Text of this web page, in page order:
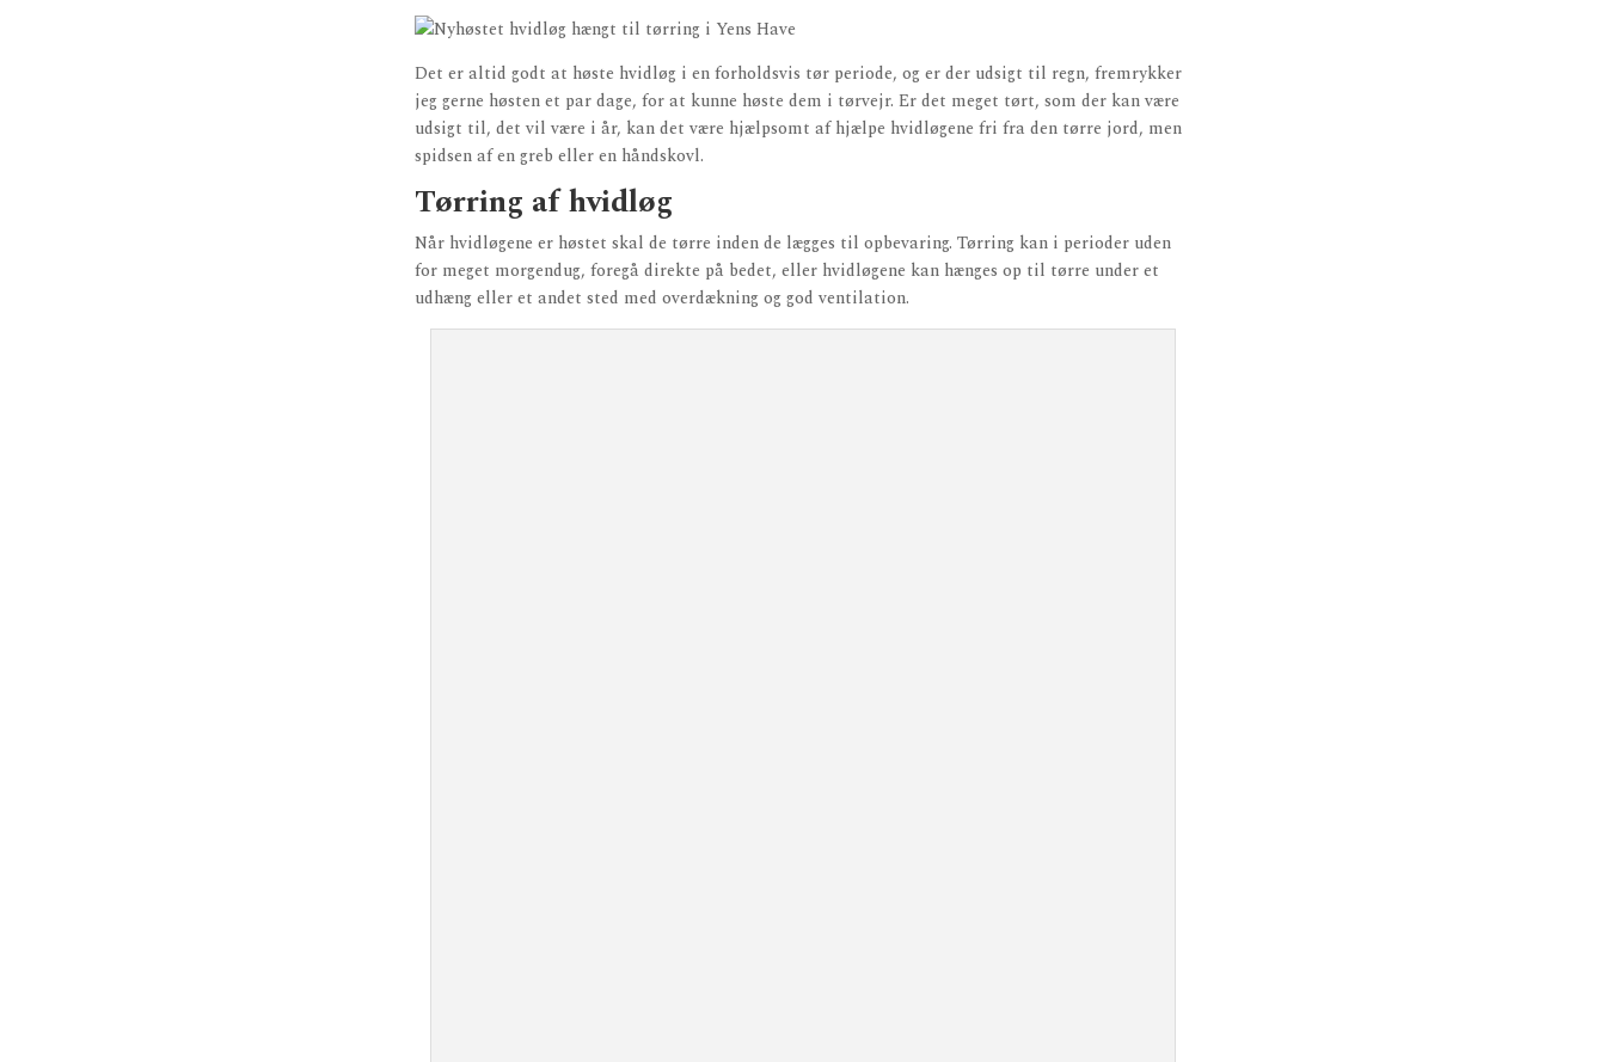
Det er altid godt at høste hvidløg i en forholdsvis tør periode, og er der udsigt til regn, fremrykker
jeg gerne høsten et par dage, for at kunne høste dem i tørvejr. Er det meget tørt, som der kan være
udsigt til, det vil være i år, kan det være hjælpsomt af hjælpe hvidløgene fri fra den tørre jord, men
spidsen af en greb eller en håndskovl.
Tørring af hvidløg
Når hvidløgene er høstet skal de tørre inden de lægges til opbevaring. Tørring kan i perioder uden
for meget morgendug, foregå direkte på bedet, eller hvidløgene kan hænges op til tørre under et
udhæng eller et andet sted med overdækning og god ventilation.